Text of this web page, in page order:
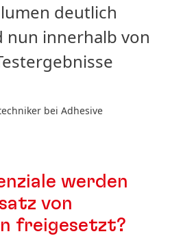
deutlich
nun innerhalb von
bei Adhesive
werden
von
freigesetzt?